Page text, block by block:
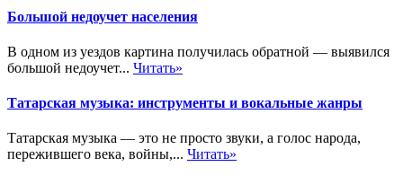
Большой недоучет населения
В одном из уездов картина получилась обратной — выявился
большой недоучет... Читать»
Татарская музыка: инструменты и вокальные жанры
Татарская музыка — это не просто звуки, а голос народа,
пережившего века, войны,... Читать»